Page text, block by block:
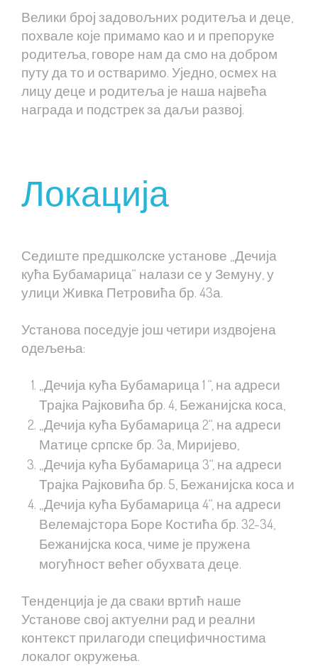
Велики број задовољних родитеља и деце,
похвале које примамо као и и препоруке
родитеља, говоре нам да смо на добром
путу да то и остваримо. Уједно, осмех на
лицу деце и родитеља је наша највећа
награда и подстрек за даљи развој.
Локација
Седиште предшколске установе „Дечија
кућа Бубамарица“ налази се у Земуну, у
улици Живка Петровића бр. 43а.
Установа поседује још четири издвојена
одељења:
„Дечија кућа Бубамарица 1 “, на адреси
Трајка Рајковића бр. 4, Бежанијска коса,
„Дечија кућа Бубамарица 2“, на адреси
Матице српске бр. 3а, Миријево,
„Дечија кућа Бубамарица 3“, на адреси
Трајка Рајковића бр. 5, Бежанијска коса и
„Дечија кућа Бубамарица 4“, на адреси
Велемајстора Боре Костића бр. 32-34,
Бежанијска коса, чиме је пружена
могућност већег обухвата деце.
Тенденција је да сваки вртић наше
Установе свој актуелни рад и реални
контекст прилагоди специфичностима
локалог окружења.